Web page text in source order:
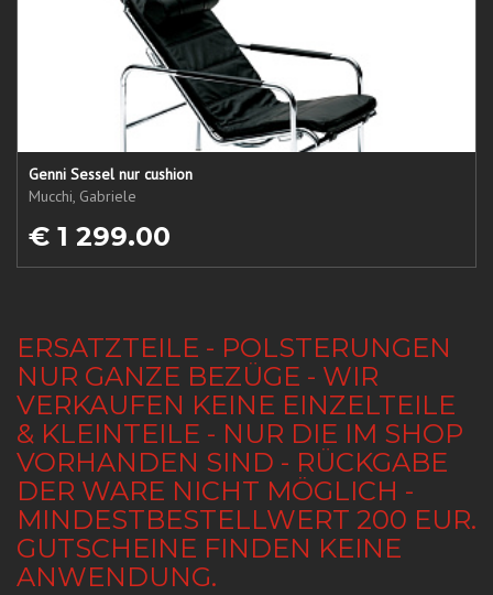
Genni Sessel nur cushion
Mucchi, Gabriele
€ 1 299.00
ERSATZTEILE - POLSTERUNGEN
NUR GANZE BEZÜGE - WIR
VERKAUFEN KEINE EINZELTEILE
& KLEINTEILE - NUR DIE IM SHOP
VORHANDEN SIND - RÜCKGABE
DER WARE NICHT MÖGLICH -
MINDESTBESTELLWERT 200 EUR.
GUTSCHEINE FINDEN KEINE
ANWENDUNG.